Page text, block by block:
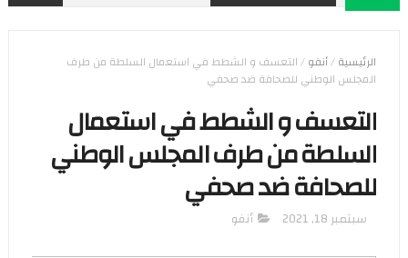
الرئيسية/أنفو/التعسف و الشطط في استعمال السلطة من طرف
المجلس الوطني للصحافة ضد صحفي
التعسف و الشطط في استعمال
السلطة من طرف المجلس الوطني
للصحافة ضد صحفي
سبتمبر 18, 2021 أنفو